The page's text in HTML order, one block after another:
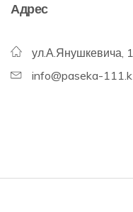
Адрес
ул.А.Янушкевича,
info@paseka-